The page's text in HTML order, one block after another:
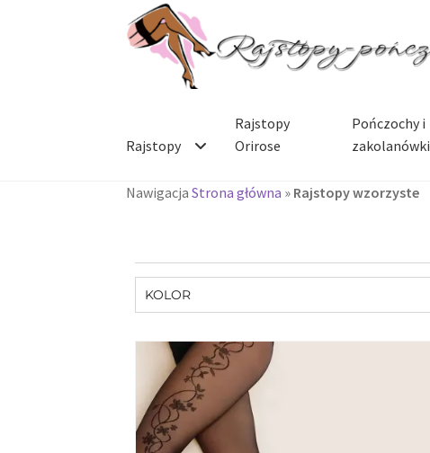
Rajstopy
Rajstopy
Orirose
Pończochy i
zakolanówki
NawigacjaStrona główna » Rajstopy wzorzyste
KOLOR